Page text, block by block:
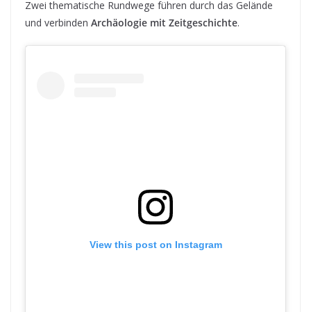
Zwei thematische Rundwege führen durch das Gelände
und verbinden Archäologie mit Zeitgeschichte.
View this post on Instagram